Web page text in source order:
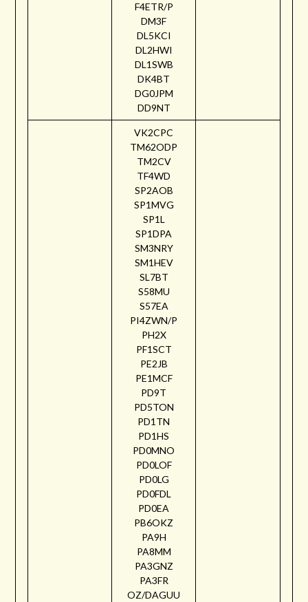
F4ETR/P
DM3F
DL5KCI
DL2HWI
DL1SWB
DK4BT
DG0JPM
DD9NT
VK2CPC
TM62ODP
TM2CV
TF4WD
SP2AOB
SP1MVG
SP1L
SP1DPA
SM3NRY
SM1HEV
SL7BT
S58MU
S57EA
PI4ZWN/P
PH2X
PF1SCT
PE2JB
PE1MCF
PD9T
PD5TON
PD1TN
PD1HS
PD0MNO
PD0LOF
PD0LG
PD0FDL
PD0EA
PB6OKZ
PA9H
PA8MM
PA3GNZ
PA3FR
OZ/DAGUU